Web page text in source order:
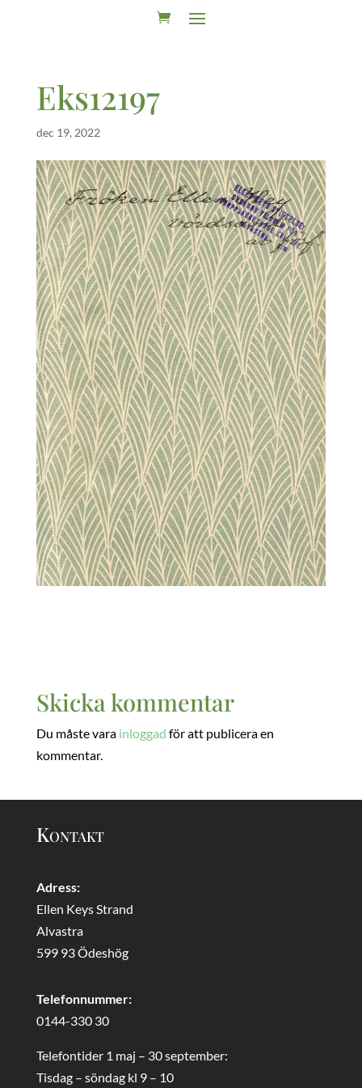
Eks12197
dec 19, 2022
Skicka kommentar
Du måste vara inloggad för att publicera en
kommentar.
Kontakt
Adress:
Ellen Keys Strand
Alvastra
599 93 Ödeshög
Telefonnummer:
0144-330 30
Telefontider 1 maj – 30 september:
Tisdag – söndag kl 9 – 10